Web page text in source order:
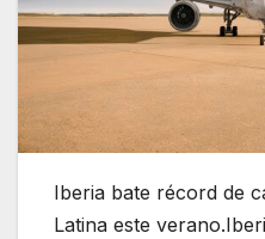
Iberia bate récord de
Latina este